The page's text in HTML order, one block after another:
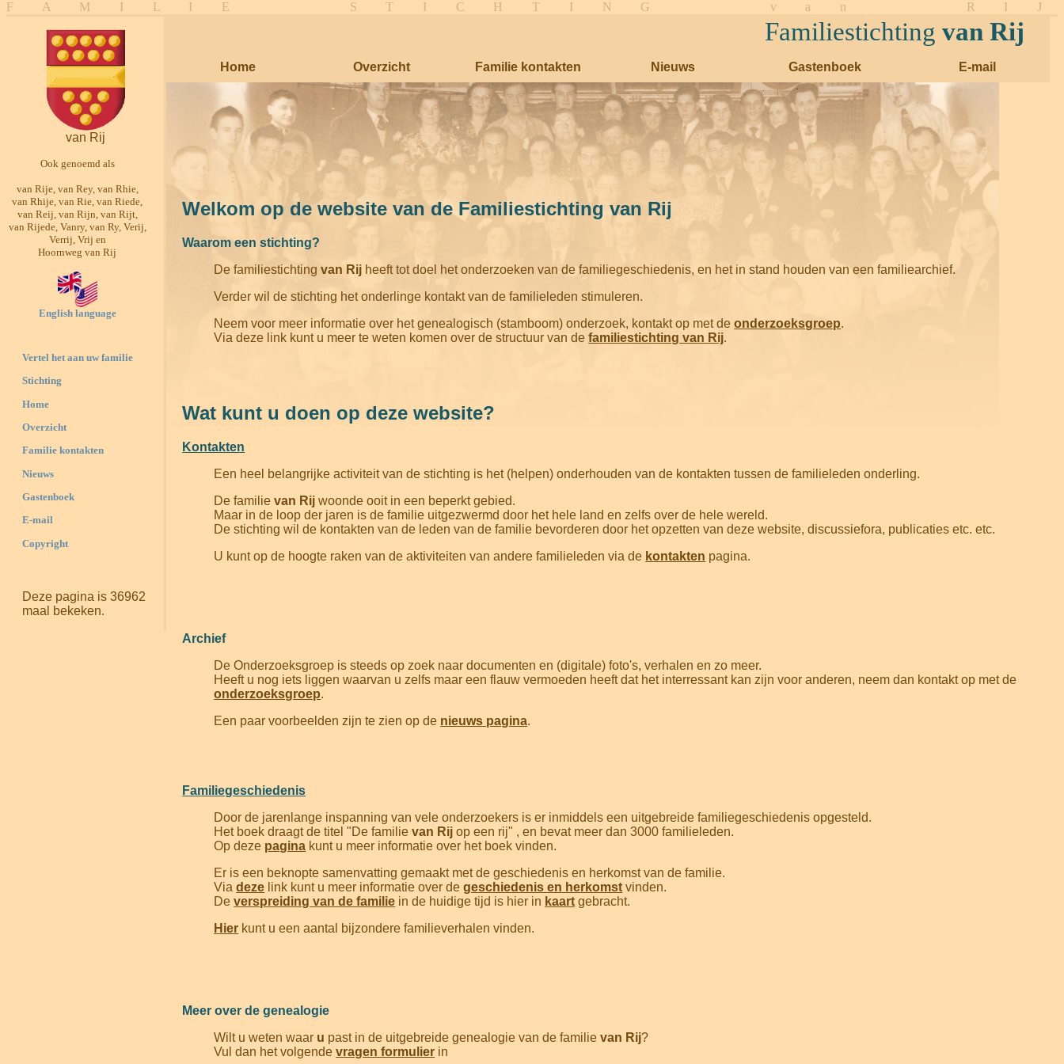
F A M I L I E S T I C H T I N G v a n R I J
van Rij
Ook genoemd als
van Rije, van Rey, van Rhie,
van Rhije, van Rie, van Riede,
van Reij, van Rijn, van Rijt,
van Rijede, Vanry, van Ry, Verij,
Verrij, Vrij en
Hoornweg van Rij
English language
Vertel het aan uw familie
Stichting
Home
Overzicht
Familie kontakten
Nieuws
Gastenboek
E-mail
Copyright
Deze pagina is 36962
maal bekeken.
Familiestichting van Rij
Home Overzicht Familie kontakten Nieuws Gastenboek E-mail
Welkom op de website van de Familiestichting van Rij
Waarom een stichting?
De familiestichtingvan Rij heeft tot doel het onderzoeken van de familiegeschiedenis, en het in stand houden van een familiearchief.
Verder wil de stichting het onderlinge kontakt van de familieleden stimuleren.
Neem voor meer informatie over het genealogisch (stamboom) onderzoek, kontakt op met deonderzoeksgroep.
Via deze link kunt u meer te weten komen over de structuur van defamiliestichting van Rij.
Wat kunt u doen op deze website?
Kontakten
Een heel belangrijke activiteit van de stichting is het (helpen) onderhouden van de kontakten tussen de familieleden onderling.
De familievan Rij woonde ooit in een beperkt gebied.
Maar in de loop der jaren is de familie uitgezwermd door het hele land en zelfs over de hele wereld.
De stichting wil de kontakten van de leden van de familie bevorderen door het opzetten van deze website, discussiefora, publicaties etc. etc.
U kunt op de hoogte raken van de aktiviteiten van andere familieleden via de kontakten pagina.
Archief
De Onderzoeksgroep is steeds op zoek naar documenten en (digitale) foto's, verhalen en zo meer.
Heeft u nog iets liggen waarvan u zelfs maar een flauw vermoeden heeft dat het interressant kan zijn voor anderen, neem dan kontakt op met de
onderzoeksgroep.
Een paar voorbeelden zijn te zien op de nieuws pagina.
Familiegeschiedenis
Door de jarenlange inspanning van vele onderzoekers is er inmiddels een uitgebreide familiegeschiedenis opgesteld.
Het boek draagt de titel "De familievan Rij op een rij" , en bevat meer dan 3000 familieleden.
Op deze pagina kunt u meer informatie over het boek vinden.
Er is een beknopte samenvatting gemaakt met de geschiedenis en herkomst van de familie.
Viadeze link kunt u meer informatie over degeschiedenis en herkomst vinden.
Deverspreiding van de familie in de huidige tijd is hier in kaart gebracht.
Hier kunt u een aantal bijzondere familieverhalen vinden.
Meer over de genealogie
Wilt u weten waar u past in de uitgebreide genealogie van de familievan Rij?
Vul dan het volgendevragen formulier in